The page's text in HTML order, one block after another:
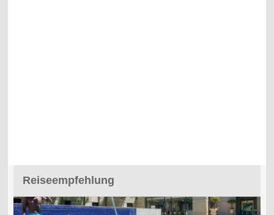
Reiseempfehlung